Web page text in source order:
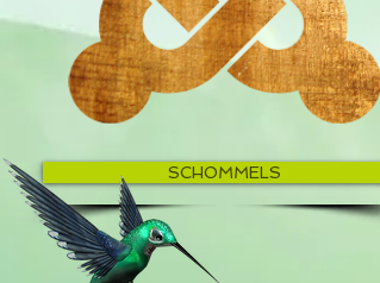
SCHOMMELS